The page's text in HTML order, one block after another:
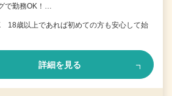
で勤務OK！…
18歳以上であれば初めての方も安心して始
詳細を見る